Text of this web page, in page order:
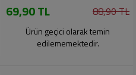
69,90 TL 88,90 TL
Ürün geçici olarak temin
edilememektedir.